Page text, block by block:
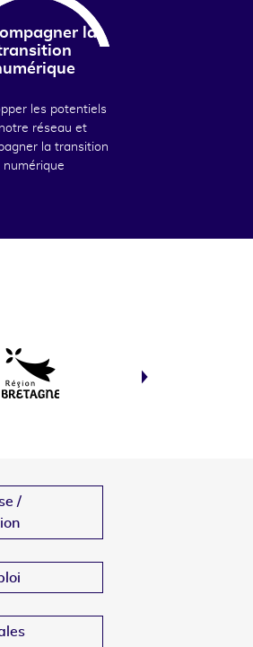
la
les potentiels
réseau et
la transition
numérique
/